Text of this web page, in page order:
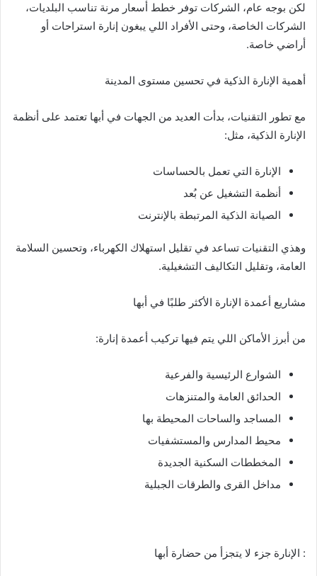
لكن بوجه عام، الشركات توفر خطط أسعار مرنة تناسب البلديات،
الشركات الخاصة، وحتى الأفراد اللي يبغون إنارة استراحات أو
أراضي خاصة.
أهمية الإنارة الذكية في تحسين مستوى المدينة
مع تطور التقنيات، بدأت العديد من الجهات في أبها تعتمد على أنظمة
الإنارة الذكية، مثل:
الإنارة التي تعمل بالحساسات
أنظمة التشغيل عن بُعد
الصيانة الذكية المرتبطة بالإنترنت
وهذي التقنيات تساعد في تقليل استهلاك الكهرباء، وتحسين السلامة
العامة، وتقليل التكاليف التشغيلية.
مشاريع أعمدة الإنارة الأكثر طلبًا في أبها
من أبرز الأماكن اللي يتم فيها تركيب أعمدة إنارة:
الشوارع الرئيسية والفرعية
الحدائق العامة والمتنزهات
المساجد والساحات المحيطة بها
محيط المدارس والمستشفيات
المخططات السكنية الجديدة
مداخل القرى والطرقات الجبلية
: الإنارة جزء لا يتجزأ من حضارة أبها